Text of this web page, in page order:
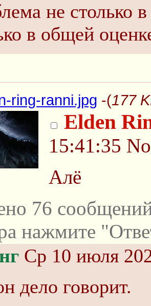
не столько
в общей
ring-ranni.jpg -(177
Elden
15:41:35
Алё
76
нажмите
Ср 10 июля
дело говорит.